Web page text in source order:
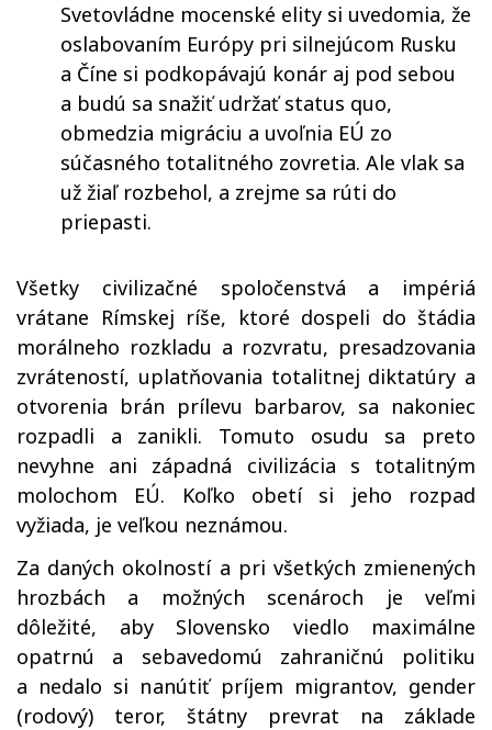
Svetovládne mocenské elity si uvedomia, že
oslabovaním Európy pri silnejúcom Rusku
a Číne si podkopávajú konár aj pod sebou
a budú sa snažiť udržať status quo,
obmedzia migráciu a uvoľnia EÚ zo
súčasného totalitného zovretia. Ale vlak sa
už žiaľ rozbehol, a zrejme sa rúti do
priepasti.
Všetky civilizačné spoločenstvá a impériá
vrátane Rímskej ríše, ktoré dospeli do štádia
morálneho rozkladu a rozvratu, presadzovania
zvráteností, uplatňovania totalitnej diktatúry a
otvorenia brán prílevu barbarov, sa nakoniec
rozpadli a zanikli. Tomuto osudu sa preto
nevyhne ani západná civilizácia s totalitným
molochom EÚ. Koľko obetí si jeho rozpad
vyžiada, je veľkou neznámou.
Za daných okolností a pri všetkých zmienených
hrozbách a možných scenároch je veľmi
dôležité, aby Slovensko viedlo maximálne
opatrnú a sebavedomú zahraničnú politiku
a nedalo si nanútiť príjem migrantov, gender
(rodový) teror, štátny prevrat na základe